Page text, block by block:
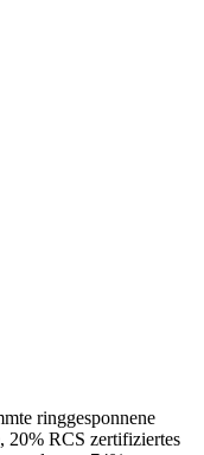
ringgesponnene
RCS zertifiziertes